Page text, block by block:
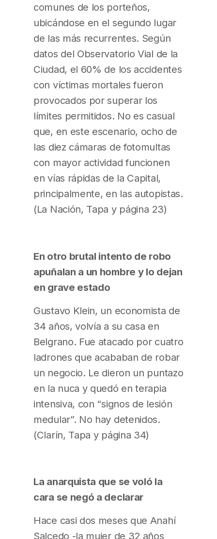
comunes de los porteños,
ubicándose en el segundo lugar
de las más recurrentes. Según
datos del Observatorio Vial de la
Ciudad, el 60% de los accidentes
con víctimas mortales fueron
provocados por superar los
límites permitidos. No es casual
que, en este escenario, ocho de
las diez cámaras de fotomultas
con mayor actividad funcionen
en vías rápidas de la Capital,
principalmente, en las autopistas.
(La Nación, Tapa y página 23)
En otro brutal intento de robo
apuñalan a un hombre y lo dejan
en grave estado
Gustavo Klein, un economista de
34 años, volvía a su casa en
Belgrano. Fue atacado por cuatro
ladrones que acababan de robar
un negocio. Le dieron un puntazo
en la nuca y quedó en terapia
intensiva, con “signos de lesión
medular”. No hay detenidos.
(Clarín, Tapa y página 34)
La anarquista que se voló la
cara se negó a declarar
Hace casi dos meses que Anahí
Salcedo -la mujer de 32 años